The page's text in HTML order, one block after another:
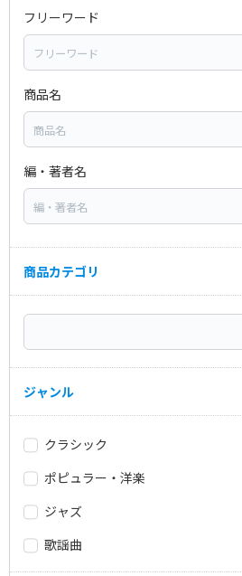
フリーワード
商品名
編・著者名
商品カテゴリ
ジャンル
クラシック
ポピュラー・洋楽
ジャズ
歌謡曲